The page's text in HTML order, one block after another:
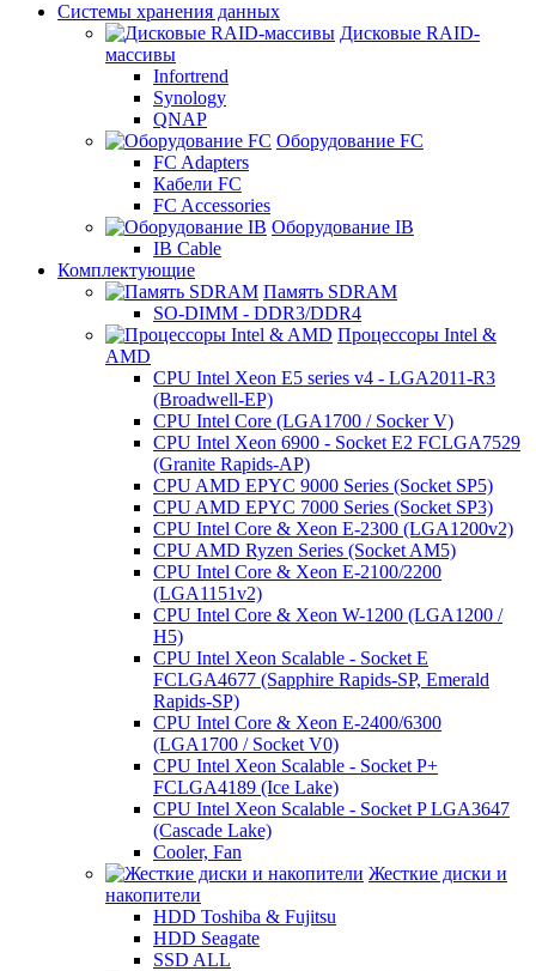
Системы хранения данных
Дисковые RAID-
массивы
Infortrend
Synology
QNAP
Оборудование FC
FC Adapters
Кабели FC
FC Accessories
Оборудование IB
IB Cable
Комплектующие
Память SDRAM
SO-DIMM - DDR3/DDR4
Процессоры Intel &
AMD
CPU Intel Xeon E5 series v4 - LGA2011-R3
(Broadwell-EP)
CPU Intel Core (LGA1700 / Socker V)
CPU Intel Xeon 6900 - Socket E2 FCLGA7529
(Granite Rapids-AP)
CPU AMD EPYC 9000 Series (Socket SP5)
CPU AMD EPYC 7000 Series (Socket SP3)
CPU Intel Core & Xeon E-2300 (LGA1200v2)
CPU AMD Ryzen Series (Socket AM5)
CPU Intel Core & Xeon E-2100/2200
(LGA1151v2)
CPU Intel Core & Xeon W-1200 (LGA1200 /
H5)
CPU Intel Xeon Scalable - Socket E
FCLGA4677 (Sapphire Rapids-SP, Emerald
Rapids-SP)
CPU Intel Core & Xeon E-2400/6300
(LGA1700 / Socket V0)
CPU Intel Xeon Scalable - Socket P+
FCLGA4189 (Ice Lake)
CPU Intel Xeon Scalable - Socket P LGA3647
(Cascade Lake)
Cooler, Fan
Жесткие диски и
накопители
HDD Toshiba & Fujitsu
HDD Seagate
SSD ALL